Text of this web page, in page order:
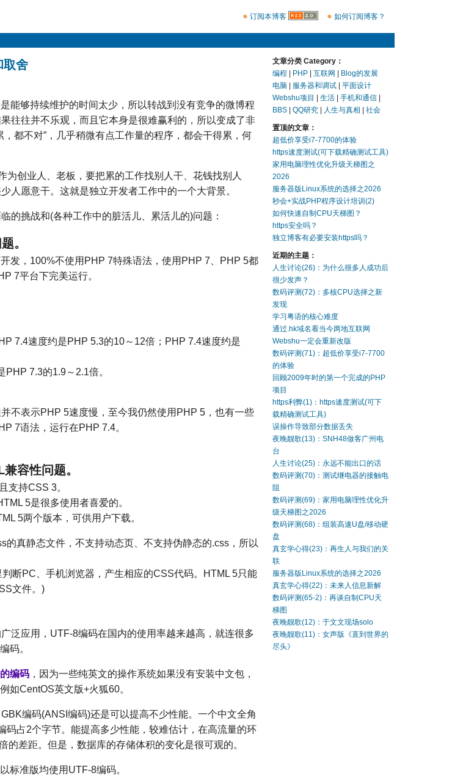
订阅本博客 如何订阅博客？
取舍
能够持续维护的时间太少，所以转战到没有竞争的微博程
往往并不乐观，而且它本身是很难赢利的，所以变成了非
都不对”，几乎稍微有点工作量的程序，都会干得累，何
为创业人、老板，要把累的工作找别人干、花钱找别人
人愿意干。这就是独立开发者工作中的一个大背景。
的挑战和(各种工作中的脏活儿、累活儿的)问题：
。
发，100%不使用PHP 7特殊语法，使用PHP 7、PHP 5都
7平台下完美运行。
7.4速度约是PHP 5.3的10～12倍；PHP 7.4速度约是
7.3的1.9～2.1倍。
不表示PHP 5速度慢，至今我仍然使用PHP 5，也有一些
7语法，运行在PHP 7.4。
容性问题。
支持CSS 3。
5是很多使用者喜爱的。
5两个版本，可供用户下载。
的真静态文件，不支持动态页、不支持伪静态的.css，所以
断PC、手机浏览器，产生相应的CSS代码。HTML 5只能
文件。)
泛应用，UTF-8编码在国内的使用率越来越高，就连很多
码。
编码 ，因为一些纯英文的操作系统如果没有安装中文包，
如CentOS英文版+火狐60。
编码(ANSI编码)还是可以提高不少性能。一个中文全角
码占2个字节。能提高多少性能，较难估计，在高流量的环
的差距。但是，数据库的存储体积的变化是很可观的。
标准版均使用UTF-8编码。
文章分类 Category：
编程
PHP 互联网
Blog的发展
电脑
服务器和调试
平面设计
Webshu项目
生活 手机和通信
BBS
QQ研究 人生与真相 社会
置顶的文章：
超低价享受i7-7700的体验
https速度测试(可下载精确测试工具)
家用电脑理性优化升级天梯图之
2026
服务器版Linux系统的选择之2026
秒会+实战PHP程序设计培训(2)
如何快速自制CPU天梯图？
https安全吗？
独立博客有必要安装https吗？
近期的主题：
人生讨论(26)：为什么很多人成功后
很少发声？
数码评测(72)：多核CPU选择之新
发现
学习粤语的核心难度
通过.hk域名看当今两地互联网
Webshu一定会重新改版
数码评测(71)：超低价享受i7-7700
的体验
回顾2009年时的第一个完成的PHP
项目
https利弊(1)：https速度测试(可下
载精确测试工具)
误操作导致部分数据丢失
夜晚靓歌(13)：SNH48做客广州电
台
人生讨论(25)：永远不能出口的话
数码评测(70)：测试继电器的接触电
阻
数码评测(69)：家用电脑理性优化升
级天梯图之2026
数码评测(68)：组装高速U盘/移动硬
盘
真玄学心得(23)：再生人与我们的关
联
服务器版Linux系统的选择之2026
真玄学心得(22)：未来人信息新解
数码评测(65-2)：再谈自制CPU天
梯图
夜晚靓歌(12)：于文文现场solo
夜晚靓歌(11)：女声版《直到世界的
尽头》